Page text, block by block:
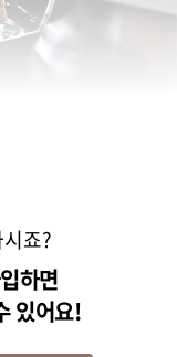
죠?
하면
있어요!